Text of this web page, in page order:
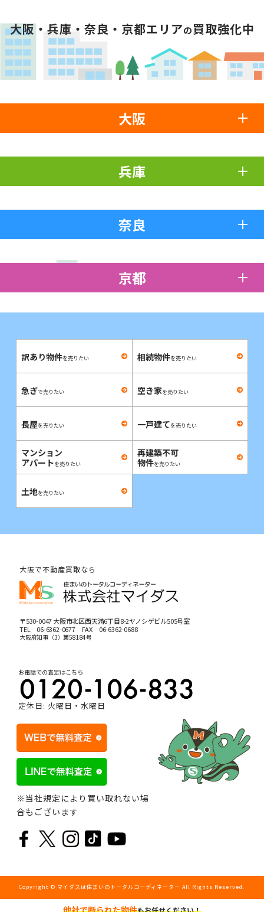
大阪・兵庫・奈良・京都エリアの買取強化中
大阪
兵庫
奈良
京都
訳あり物件を売りたい 相続物件を売りたい
急ぎで売りたい 空き家を売りたい
長屋を売りたい 一戸建てを売りたい
マンション
アパートを売りたい
再建築不可
物件を売りたい
土地を売りたい
他社で断られた物件もお任せください！
大阪で不動産買取なら
〒530-0047 大阪市北区西天満6丁目8-2ヤノシゲビル505号室
TEL 06-6362-0677FAX 06-6362-0688
大阪府知事（3）第58184号
お電話での査定はこちら
定休日: 火曜日・水曜日
※当社規定により買い取れない場
合もございます
Copyright © マイダスは住まいのトータルコーディネーター All Rights Reserved.